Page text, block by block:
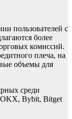
пользователей с
более
комиссий.
плеча, на
объемы для
среди
OKX, Bybit, Bitget